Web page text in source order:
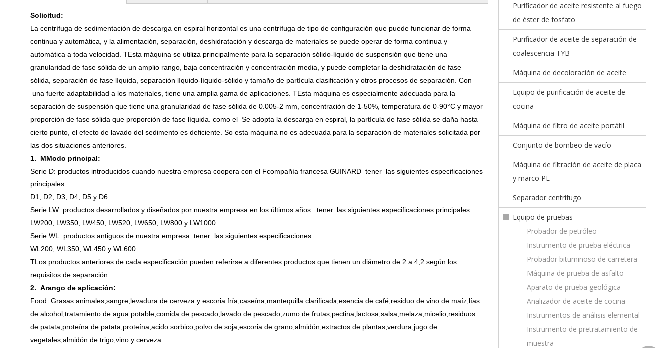
Solicitud:
La centrífuga de sedimentación de descarga en espiral horizontal es una centrífuga de tipo de configuración que puede funcionar de forma
continua y automática, y la alimentación, separación, deshidratación y descarga de materiales se puede operar de forma continua y
automática a toda velocidad. TEsta máquina se utiliza principalmente para la separación sólido-líquido de suspensión que tiene una
granularidad de fase sólida de un amplio rango, baja concentración y concentración media, y puede completar la deshidratación de fase
sólida, separación de fase líquida, separación líquido-líquido-sólido y tamaño de partícula clasificación y otros procesos de separación. Con
una fuerte adaptabilidad a los materiales, tiene una amplia gama de aplicaciones. TEsta máquina es especialmente adecuada para la
separación de suspensión que tiene una granularidad de fase sólida de 0.005-2 mm, concentración de 1-50%, temperatura de 0-90°C y mayor
proporción de fase sólida que proporción de fase líquida. como el Se adopta la descarga en espiral, la partícula de fase sólida se daña hasta
cierto punto, el efecto de lavado del sedimento es deficiente. So esta máquina no es adecuada para la separación de materiales solicitada por
las dos situaciones anteriores.
1. MModo principal:
Serie D: productos introducidos cuando nuestra empresa coopera con el Fcompañía francesa GUINARD tener las siguientes especificaciones
principales:
D1, D2, D3, D4, D5 y D6.
Serie LW: productos desarrollados y diseñados por nuestra empresa en los últimos años.
tener las siguientes especificaciones principales:
LW200, LW350, LW450, LW520, LW650, LW800 y LW1000.
Serie WL: productos antiguos de nuestra empresa tener las siguientes especificaciones:
WL200 WL350 WL450 y WL600.
TLos productos anteriores de cada especificación pueden referirse a diferentes productos que tienen un diámetro de 2 a 4,2 según los
requisitos de separación.
2. Arango de aplicación:
Food: Grasas animales;sangre;levadura de cerveza y escoria fría;caseína;mantequilla clarificada;esencia de café;residuo de vino de maíz;lías
de alcohol;tratamiento de agua potable;comida de pescado;lavado de pescado;zumo de frutas;pectina;lactosa;salsa;melaza;micelio;residuos
de patata;proteína de patata;proteína;acido sorbico;polvo de soja;escoria de grano;almidón;extractos de plantas;verdura;jugo de
vegetales;almidón de trigo;vino y cerveza
Purificador de aceite resistente al fuego
de éster de fosfato
Purificador de aceite de separación de
coalescencia TYB
Máquina de decoloración de aceite
Equipo de purificación de aceite de
cocina
Máquina de filtro de aceite portátil
Conjunto de bombeo de vacío
Máquina de filtración de aceite de placa
y marco PL
Separador centrífugo
Equipo de pruebas
Probador de petróleo
Instrumento de prueba eléctrica
Probador bituminoso de carretera
Máquina de prueba de asfalto
Aparato de prueba geológica
Analizador de aceite de cocina
Instrumentos de análisis elemental
Instrumento de pretratamiento de
muestra